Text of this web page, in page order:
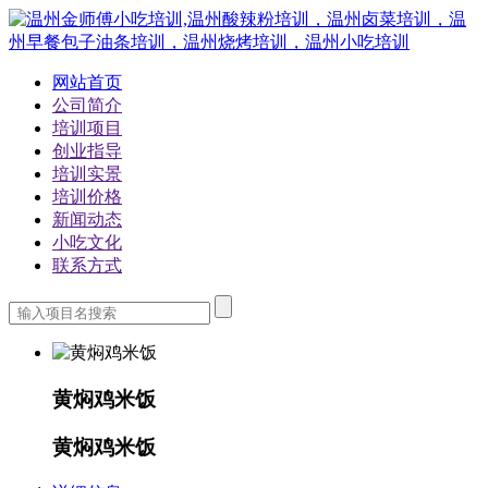
网站首页
公司简介
培训项目
创业指导
培训实景
培训价格
新闻动态
小吃文化
联系方式
黄焖鸡米饭
黄焖鸡米饭